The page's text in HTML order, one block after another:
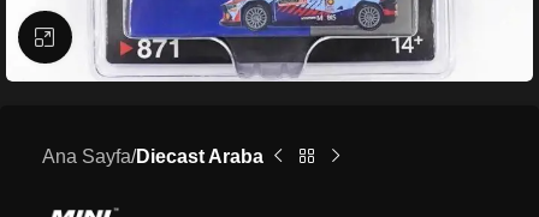
Büyütmek için tıklayın
Ana Sayfa Diecast Araba